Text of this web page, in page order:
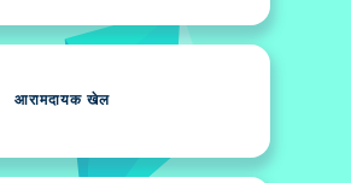
आरामदायक खेल